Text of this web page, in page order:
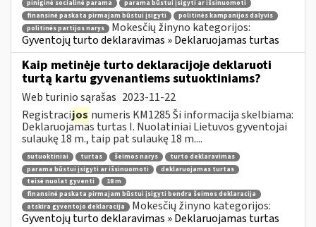
piniginė socialinė parama
parama būstui įsigyti ar išsinuomoti
finansinė paskata pirmajam būstui įsigyti
politinės kampanijos dalyvis
politinės partijos narys
Mokesčių žinyno kategorijos:
Gyventojų turto deklaravimas » Deklaruojamas turtas
Kaip metinėje turto deklaracijoje deklaruoti
turtą kartu gyvenantiems sutuoktiniams?
Web turinio sąrašas 2023-11-22
Registracijos numeris KM1285 Ši informacija skelbiama:
Deklaruojamas turtas I. Nuolatiniai Lietuvos gyventojai
sulaukę 18 m., taip pat sulaukę 18 m....
sutuoktiniai turtas šeimos narys
turto deklaravimas
parama būstui įsigyti ar išsinuomoti
deklaruojamas turtas
teisė nuolat gyventi
18 m
finansinė paskata pirmajam būstui įsigyti bendra šeimos deklaracija
atskira gyventojo deklaracija
Mokesčių žinyno kategorijos:
Gyventojų turto deklaravimas » Deklaruojamas turtas